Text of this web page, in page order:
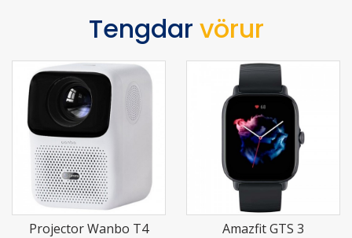
Tengdar vörur
Projector Wanbo T4
Amazfit GTS 3